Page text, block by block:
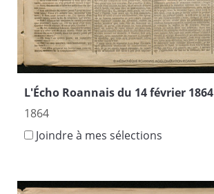
L'Écho Roannais du 14 février 1864
1864
Joindre à mes sélections